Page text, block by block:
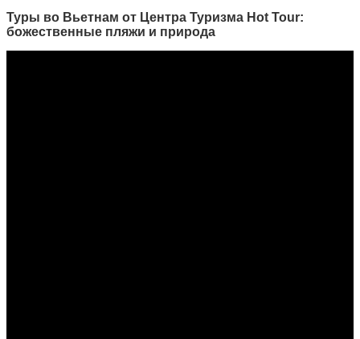
Туры во Вьетнам от Центра Туризма Hot Tour:
божественные пляжи и природа